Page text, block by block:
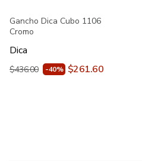
Gancho Dica Cubo 1106
Cromo
Dica
$436.00 -40% $261.60